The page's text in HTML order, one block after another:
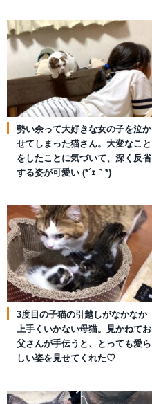
勢い余って大好きな女の子を泣か
せてしまった猫さん。大変なこと
をしたことに気づいて、深く反省
する姿が可愛い (*´ｪ｀*)
3度目の子猫の引越しがなかなか
上手くいかない母猫。見かねてお
父さんが手伝うと、とっても愛ら
しい姿を見せてくれた♡